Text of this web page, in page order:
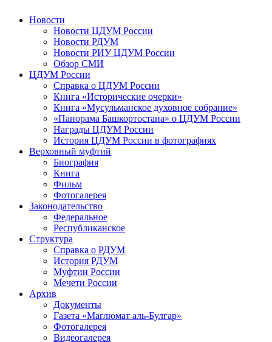
Новости
Новости ЦДУМ России
Новости РДУМ
Новости РИУ ЦДУМ России
Обзор СМИ
ЦДУМ России
Справка о ЦДУМ России
Книга «Исторические очерки»
Книга «Мусульманское духовное собрание»
«Панорама Башкортостана» о ЦДУМ России
Награды ЦДУМ России
История ЦДУМ России в фотографиях
Верховный муфтий
Биография
Книга
Фильм
Фотогалерея
Законодательство
Федеральное
Республиканское
Структура
Справка о РДУМ
История РДУМ
Муфтии России
Мечети России
Архив
Документы
Газета «Маглюмат аль-Булгар»
Фотогалерея
Видеогалерея